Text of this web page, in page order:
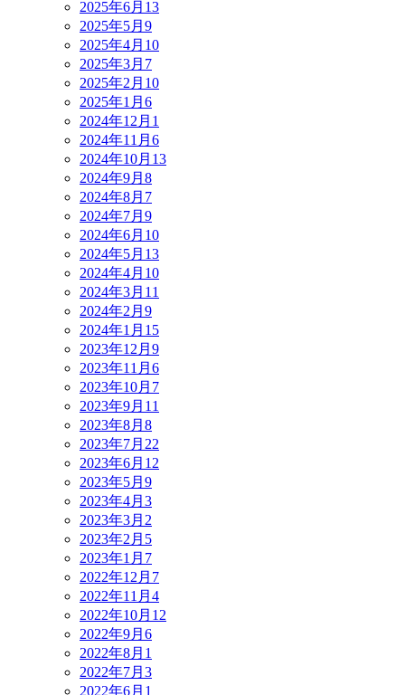
2025年6月 13
2025年5月 9
2025年4月 10
2025年3月 7
2025年2月 10
2025年1月 6
2024年12月 1
2024年11月 6
2024年10月 13
2024年9月 8
2024年8月 7
2024年7月 9
2024年6月 10
2024年5月 13
2024年4月 10
2024年3月 11
2024年2月 9
2024年1月 15
2023年12月 9
2023年11月 6
2023年10月 7
2023年9月 11
2023年8月 8
2023年7月 22
2023年6月 12
2023年5月 9
2023年4月 3
2023年3月 2
2023年2月 5
2023年1月 7
2022年12月 7
2022年11月 4
2022年10月 12
2022年9月 6
2022年8月 1
2022年7月 3
2022年6月 1